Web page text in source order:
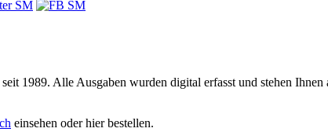
1989. Alle Ausgaben wurden digital erfasst und stehen Ihnen
einsehen oder hier bestellen.